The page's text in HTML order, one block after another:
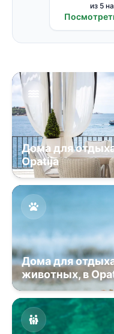
из 5
Дома для
Opatija
Дома для
животных, в